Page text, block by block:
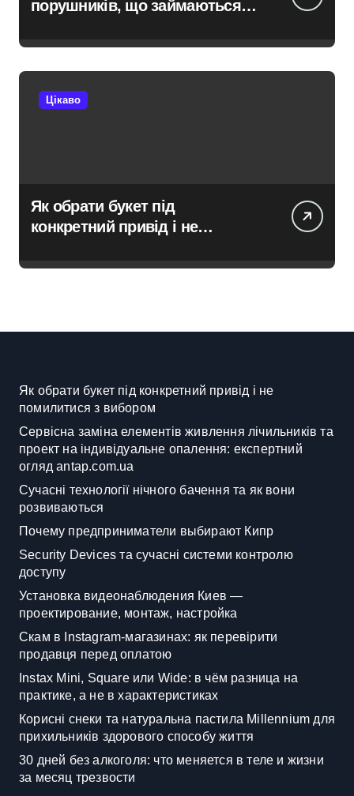
порушників, що займаються
Цікаво
Як обрати букет під
конкретний привід і не
Як обрати букет під конкретний привід і не
помилитися з вибором
Сервісна заміна елементів живлення лічильників та
проект на індивідуальне опалення: експертний
огляд antap.com.ua
Сучасні технології нічного бачення та як вони
розвиваються
Почему предприниматели выбирают Кипр
Security Devices та сучасні системи контролю
доступу
Установка видеонаблюдения Киев —
проектирование, монтаж, настройка
Скам в Instagram-магазинах: як перевірити
продавця перед оплатою
Instax Mini, Square или Wide: в чём разница на
практике, а не в характеристиках
Корисні снеки та натуральна пастила Millennium для
прихильників здорового способу життя
30 дней без алкоголя: что меняется в теле и жизни
за месяц трезвости